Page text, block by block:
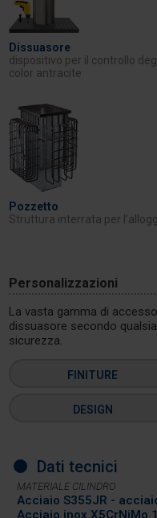
Dissuasore
dispositivo per il controllo
color antracite
Pozzetto
Struttura interrata per
Personalizzazioni
La vasta gamma di
dissuasore secondo
sicurezza.
FINITURE
DESIGN
Dati tecnici
MATERIALE CILINDRO
Acciaio S355JR -
Acciaio inox X5CrNiMo